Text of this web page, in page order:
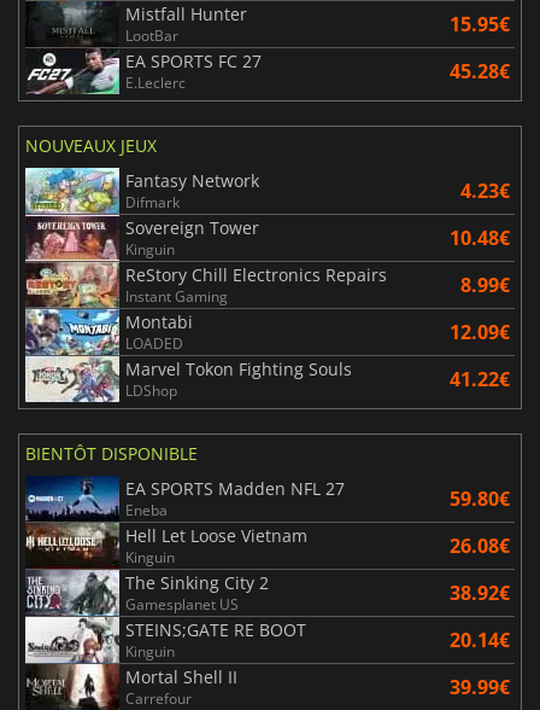
Mistfall Hunter
LootBar 15.95€
EA SPORTS FC 27
E.Leclerc 45.28€
NOUVEAUX JEUX
Fantasy Network
Difmark 4.23€
Sovereign Tower
Kinguin 10.48€
ReStory Chill Electronics Repairs
Instant Gaming 8.99€
Montabi
LOADED 12.09€
Marvel Tokon Fighting Souls
LDShop 41.22€
BIENTÔT DISPONIBLE
EA SPORTS Madden NFL 27
Eneba 59.80€
Hell Let Loose Vietnam
Kinguin 26.08€
The Sinking City 2
Gamesplanet US 38.92€
STEINS;GATE RE BOOT
Kinguin 20.14€
Mortal Shell II
Carrefour 39.99€